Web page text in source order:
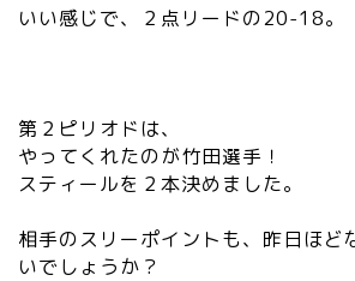
いい感じで、２点リードの20-18。
第２ピリオドは、
やってくれたのが竹田選手！
スティールを２本決めました。
相手のスリーポイントも、昨日ほど
いでしょうか？